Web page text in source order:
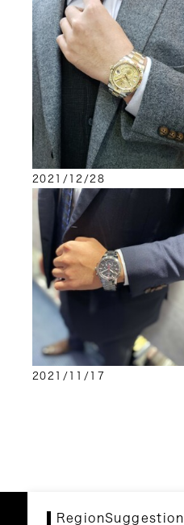
2021/12/28
2021/11/17
RegionSuggestion